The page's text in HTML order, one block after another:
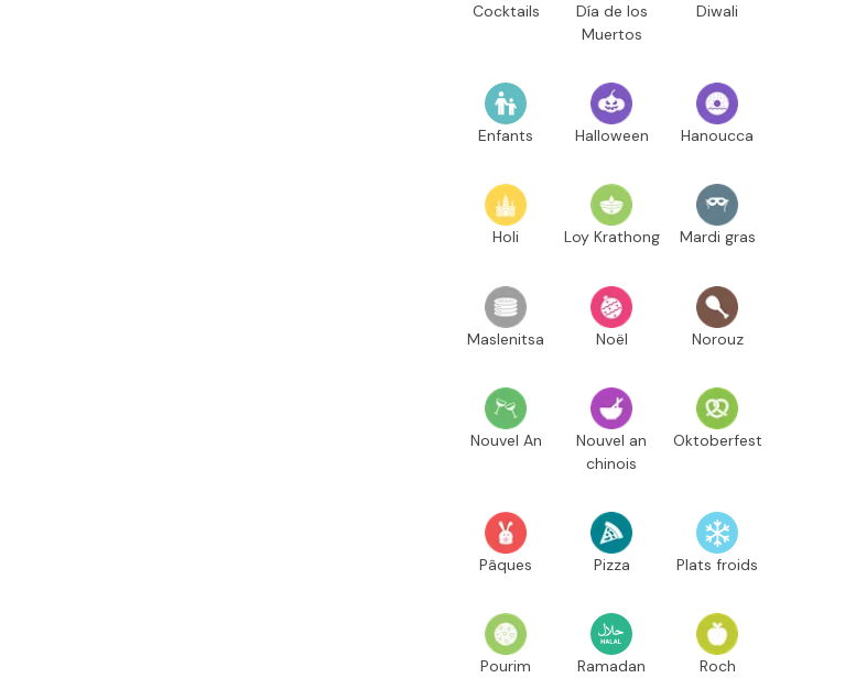
Cocktails
Día de los
Muertos
Diwali
Enfants Halloween Hanoucca
Holi Loy Krathong Mardi gras
Maslenitsa Noël Norouz
Nouvel An
Nouvel an
chinois
Oktoberfest
Pâques Pizza Plats froids
Pourim Ramadan Roch